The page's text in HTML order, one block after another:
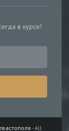
в курсе!
- All